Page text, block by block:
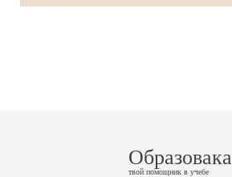
Образовака
твой помощник в учебе